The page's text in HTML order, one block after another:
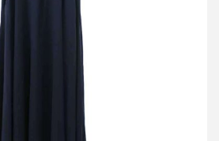
買取金額36,000円